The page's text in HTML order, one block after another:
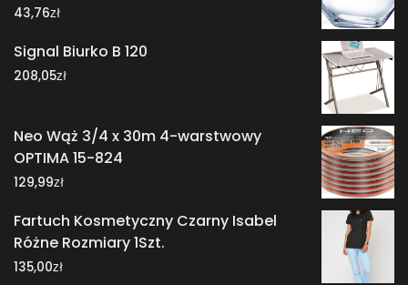
43,76zł
Signal Biurko B 120
208,05zł
Neo Wąż 3/4 x 30m 4-warstwowy
OPTIMA 15-824
129,99zł
Fartuch Kosmetyczny Czarny Isabel
Różne Rozmiary 1Szt.
135,00zł